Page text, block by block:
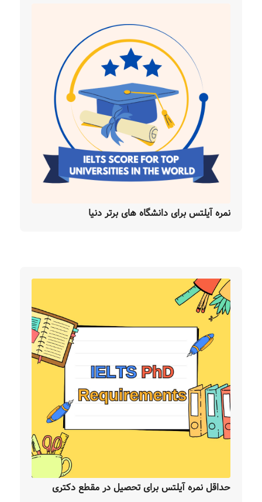
نمره آیلتس برای دانشگاه های برتر دنیا
حداقل نمره آیلتس برای تحصیل در مقطع دکتری